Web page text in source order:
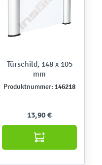
Türschild, 148 x 105
mm
Produktnummer: 146218
13,90 €